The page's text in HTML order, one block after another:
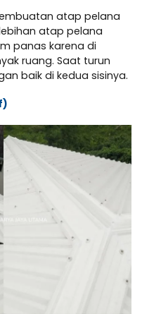
atap pelana
atap pelana
panas karena di
ruang. Saat turun
baik di kedua sisinya.